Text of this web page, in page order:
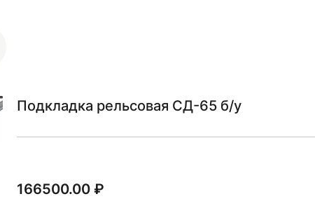
Подкладка рельсовая СД-65 б/у
166500.00₽